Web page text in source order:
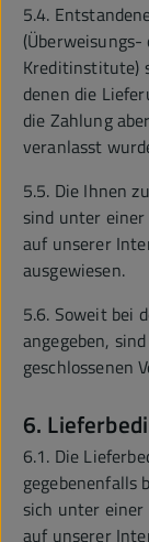
5.4.
Kreditinstitute)
denen die
die Zahlung
veranlasst
5.5. Die Ihnen
sind unter
auf unserer
ausgewiesen.
5.6. Soweit bei
angegeben,
geschlossenen
6.
6.1. Die
gegebenenfalls
sich unter einer
auf unserer